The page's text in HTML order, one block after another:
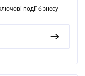
події бізнесу